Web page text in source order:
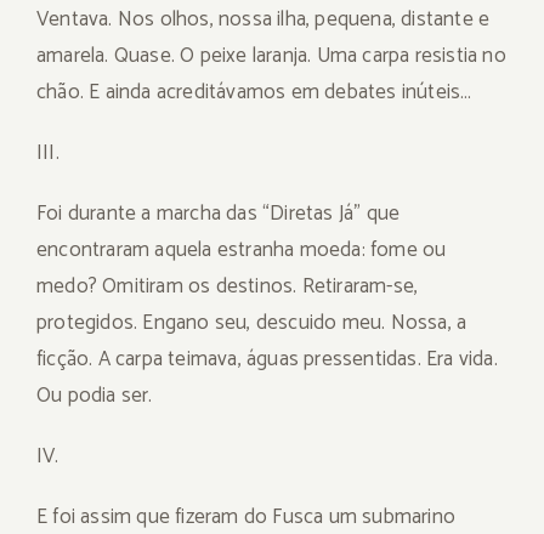
Ventava. Nos olhos, nossa ilha, pequena, distante e
amarela. Quase. O peixe laranja. Uma carpa resistia no
chão. E ainda acreditávamos em debates inúteis…
III.
Foi durante a marcha das “Diretas Já” que
encontraram aquela estranha moeda: fome ou
medo? Omitiram os destinos. Retiraram-se,
protegidos. Engano seu, descuido meu. Nossa, a
ficção. A carpa teimava, águas pressentidas. Era vida.
Ou podia ser.
IV.
E foi assim que fizeram do Fusca um submarino